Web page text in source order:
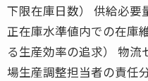
下限在庫日数） 供給必要
正在庫水準値内での在庫
る生産効率の追求） 物流
場生産調整担当者の責任